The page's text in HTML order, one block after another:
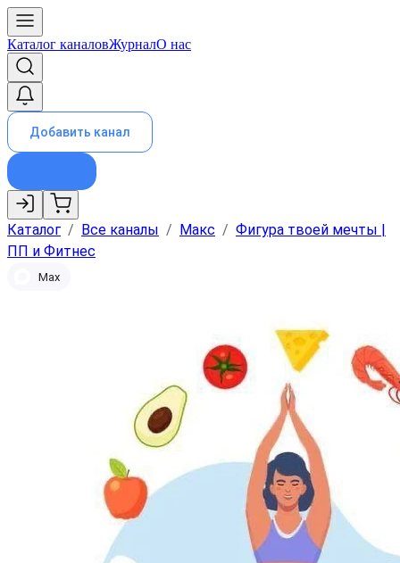
Каталог каналовЖурналО нас
Добавить канал
Каталог / Все каналы / Макс / Фигура твоей мечты |
ПП и Фитнес
Max